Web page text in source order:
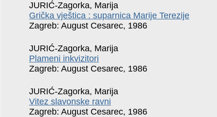
JURIĆ-Zagorka, Marija
Grička vještica : suparnica Marije Terezije
Zagreb: August Cesarec, 1986
JURIĆ-Zagorka, Marija
Plameni inkvizitori
Zagreb: August Cesarec, 1986
JURIĆ-Zagorka, Marija
Vitez slavonske ravni
Zagreb: August Cesarec, 1986